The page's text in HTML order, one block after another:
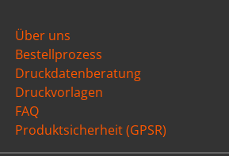
Über uns
Bestellprozess
Druckdatenberatung
Druckvorlagen
FAQ
Produktsicherheit (GPSR)